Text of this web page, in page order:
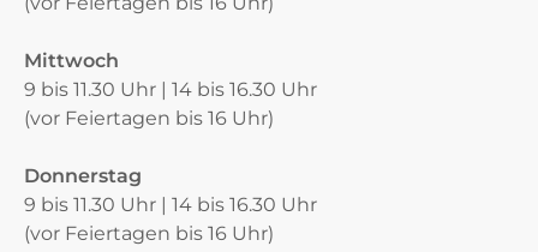
Mittwoch
9 bis 11.30 Uhr | 14 bis 16.30 Uhr
(vor Feiertagen bis 16 Uhr)
Donnerstag
9 bis 11.30 Uhr | 14 bis 16.30 Uhr
(vor Feiertagen bis 16 Uhr)